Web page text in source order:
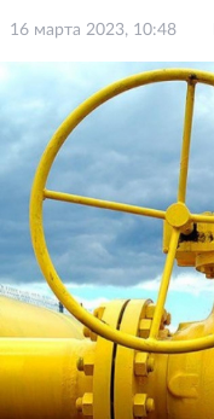
16 марта 2023, 10:48